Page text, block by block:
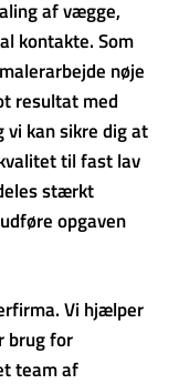
af vægge,
kontakte. Som
nøje
resultat med
vi kan sikre dig at
til fast lav
stærkt
opgaven
Vi hjælper
brug for
team af